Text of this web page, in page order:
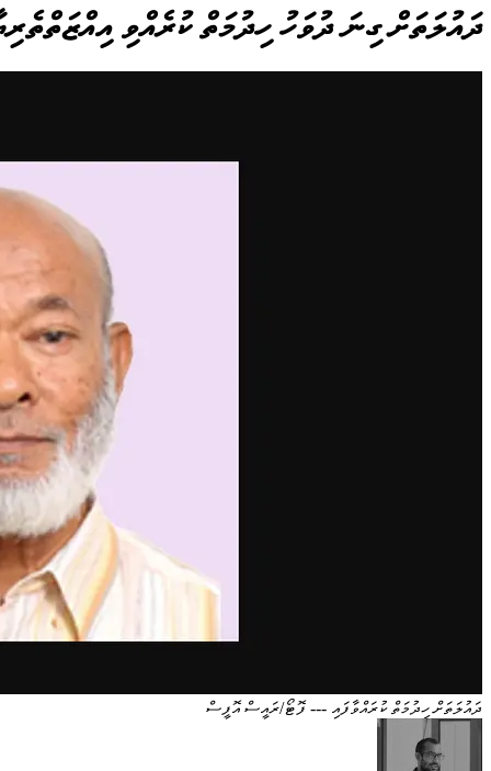
ދައުލަތަށް ގިނަ ދުވަހު ހިދުމަތް ކުރެއްވި
ދައުލަތަށް ހިދުމަތް ކުރައްވާފައި --- ފޮޓޯ/ރައީސް އޮފީސް